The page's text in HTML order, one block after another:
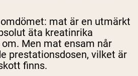
mat är en utmärkt
äta kreatinrika
Men mat ensam når
prestationsdosen, vilket är
finns.